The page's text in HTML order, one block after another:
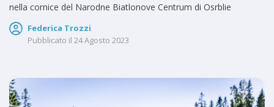
nella cornice del Narodne Biatlonove Centrum di Osrblie
Federica Trozzi
Pubblicato il 24 Agosto 2023